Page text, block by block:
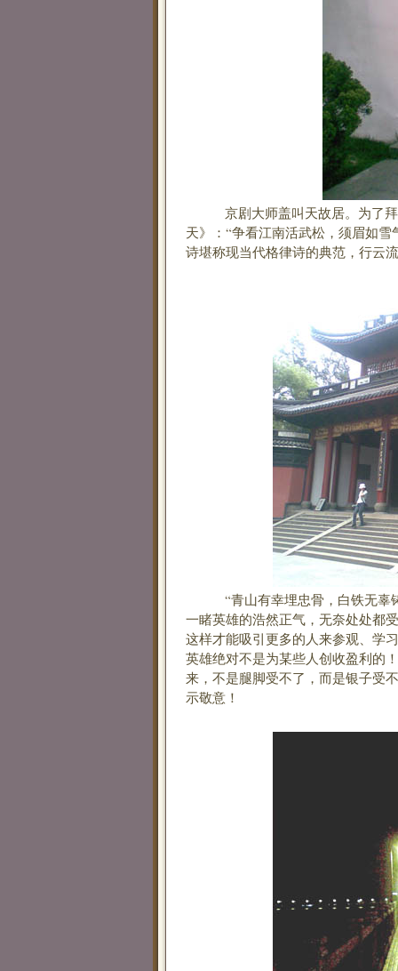
京剧大师盖叫天故居。为了拜
天》：“争看江南活武松，须眉如
诗堪称现当代格律诗的典范，行云
“青山有幸埋忠骨，白铁无辜铸
一睹英雄的浩然正气，无奈处处都
这样才能吸引更多的人来参观、学
英雄绝对不是为某些人创收盈利的
来，不是腿脚受不了，而是银子受
示敬意！